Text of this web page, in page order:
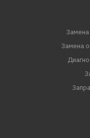
Замена